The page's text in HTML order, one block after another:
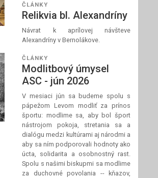
ČLÁNKY
Relikvia bl. Alexandríny
Návrat k aprílovej návšteve
Alexandríny v Bernolákove.
ČLÁNKY
Modlitbový úmysel
ASC - jún 2026
V mesiaci jún sa budeme spolu s
pápežom Levom modliť za prínos
športu: modlime sa, aby bol šport
nástrojom pokoja, stretania sa a
dialógu medzi kultúrami aj národmi a
aby sa ním podporovali hodnoty ako
úcta, solidarita a osobnostný rast.
Spolu s našimi biskupmi sa modlime
za duchovné povolania -- kňazov,